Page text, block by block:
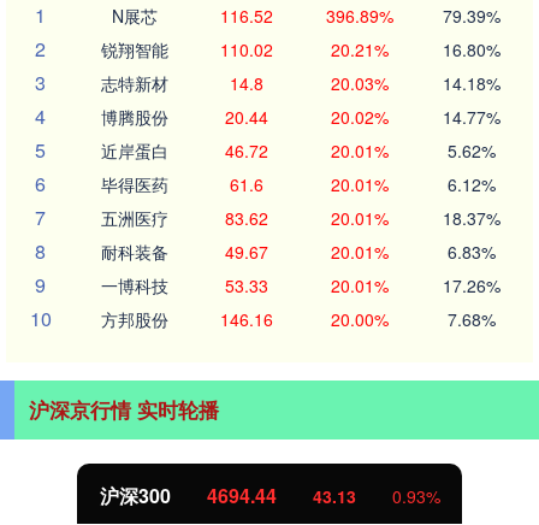
1
N展芯 116.52 396.89% 79.39%
2 锐翔智能 110.02 20.21% 16.80%
3 志特新材 14.8 20.03% 14.18%
4 博腾股份 20.44 20.02% 14.77%
5 近岸蛋白 46.72 20.01% 5.62%
6 毕得医药 61.6 20.01% 6.12%
7 五洲医疗 83.62 20.01% 18.37%
8 耐科装备 49.67 20.01% 6.83%
9 一博科技 53.33 20.01% 17.26%
10 方邦股份 146.16 20.00% 7.68%
沪深京行情 实时轮播
北证50 1134.24